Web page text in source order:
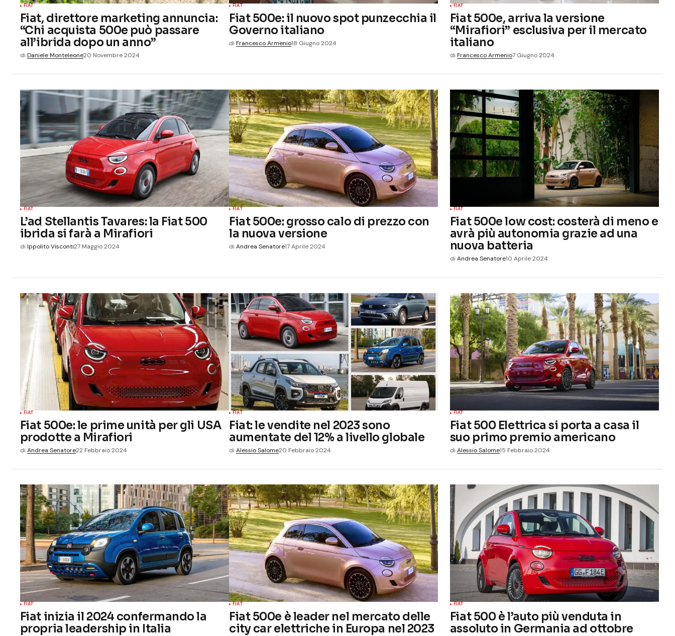
FIAT
Fiat, direttore marketing annuncia:
“Chi acquista 500e può passare
all’ibrida dopo un anno”
di Daniele Monteleone20 Novembre 2024
FIAT
Fiat 500e: il nuovo spot punzecchia il
Governo italiano
di Francesco Armenio18 Giugno 2024
FIAT
Fiat 500e, arriva la versione
“Mirafiori” esclusiva per il mercato
italiano
di Francesco Armenio7 Giugno 2024
FIAT
L’ad Stellantis Tavares: la Fiat 500
ibrida si farà a Mirafiori
di Ippolito Visconti27 Maggio 2024
FIAT
Fiat 500e: grosso calo di prezzo con
la nuova versione
di Andrea Senatore17 Aprile 2024
FIAT
Fiat 500e low cost: costerà di meno e
avrà più autonomia grazie ad una
nuova batteria
di Andrea Senatore10 Aprile 2024
FIAT
Fiat 500e: le prime unità per gli USA
prodotte a Mirafiori
di Andrea Senatore22 Febbraio 2024
FIAT
Fiat: le vendite nel 2023 sono
aumentate del 12% a livello globale
di Alessio Salome20 Febbraio 2024
FIAT
Fiat 500 Elettrica si porta a casa il
suo primo premio americano
di Alessio Salome15 Febbraio 2024
FIAT
Fiat inizia il 2024 confermando la
propria leadership in Italia
FIAT
Fiat 500e è leader nel mercato delle
city car elettriche in Europa nel 2023
FIAT
Fiat 500 è l’auto più venduta in
assoluto in Germania ad ottobre